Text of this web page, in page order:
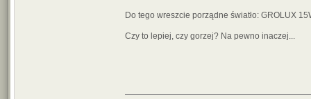
Do tego wreszcie porządne światło: GROLUX
Czy to lepiej, czy gorzej? Na pewno inaczej...